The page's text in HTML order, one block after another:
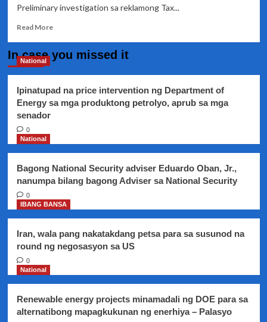
Preliminary investigation sa reklamong Tax...
Read MoreRead
Imbestigasyon
sa
Tax
Holdings
Corporation
tatapusin
na
susunod
na
In case you missed it
National
Ipinatupad na price intervention ng Department of
Energy sa mga produktong petrolyo, aprub sa mga
senador
0
National
Bagong National Security adviser Eduardo Oban, Jr.,
nanumpa bilang bagong Adviser sa National Security
0
IBANG BANSA
Iran, wala pang nakatakdang petsa para sa susunod na
round ng negosasyon sa US
0
National
Renewable energy projects minamadali ng DOE para sa
alternatibong mapagkukunan ng enerhiya – Palasyo